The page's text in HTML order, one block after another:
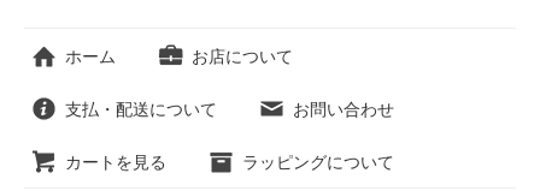
ホーム お店について
支払・配送について お問い合わせ
カートを見る ラッピングについて